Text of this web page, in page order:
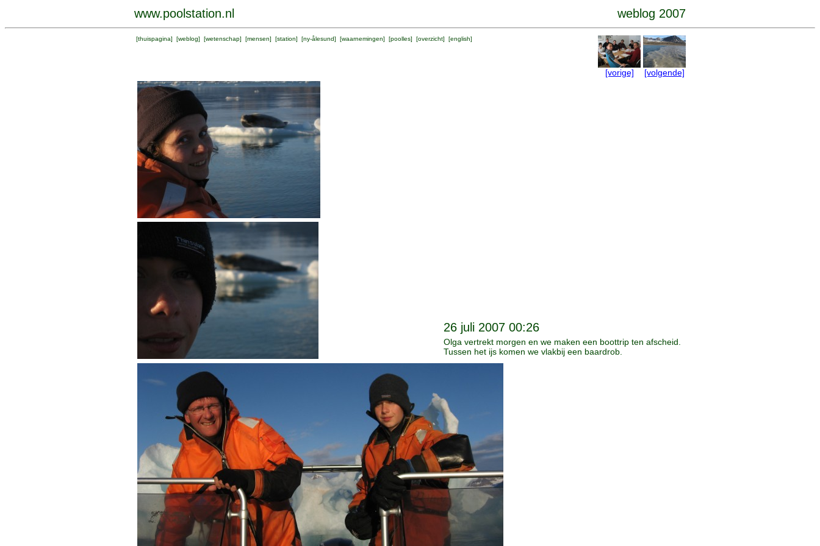
www.poolstation.nl weblog 2007
[thuispagina] [weblog] [wetenschap] [mensen] [station] [ny-ålesund] [waarnemingen] [poolles] [overzicht] [english]
[vorige] [volgende]
26 juli 2007 00:26
Olga vertrekt morgen en we maken een boottrip ten afscheid.
Tussen het ijs komen we vlakbij een baardrob.